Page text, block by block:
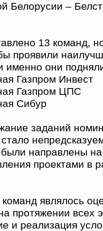
Белорусии –
13 команд,
проявили
именно они
Газпром Инвест
Газпром ЦПС
Сибур
заданий
направлены
проектами в
являлось
протяжении всех
и реализация